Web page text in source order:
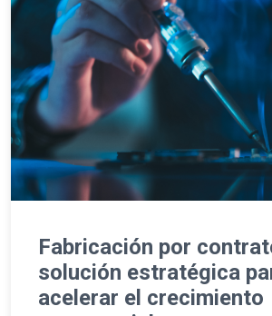
Fabricación por
solución estratégica
acelerar el crecimiento